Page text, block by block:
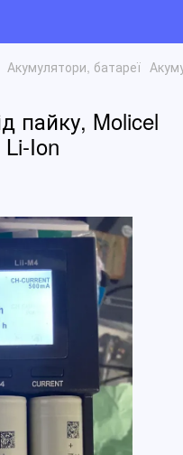
Акумулятори, батареї
пайку, Molicel
Ion